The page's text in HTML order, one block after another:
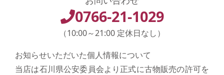
0766-21-1029
（10:00～21:00 定休日なし）
お知らせいただいた個人情報について
当店は石川県公安委員会より正式に古物販売の許可を